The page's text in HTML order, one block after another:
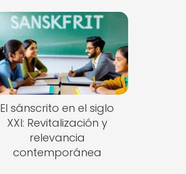
El sánscrito en el siglo
XXI: Revitalización y
relevancia
contemporánea